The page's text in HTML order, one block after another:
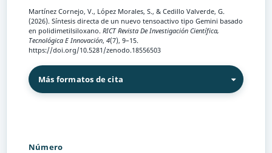
Martínez Cornejo, V., López Morales, S., & Cedillo Valverde, G.
(2026). Síntesis directa de un nuevo tensoactivo tipo Gemini basado
en polidimetilsiloxano. RICT Revista De Investigación Científica,
Tecnológica E Innovación, 4(7), 9–15.
https://doi.org/10.5281/zenodo.18556503
Más formatos de cita
Número